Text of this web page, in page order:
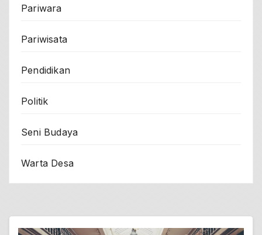
Pariwara
Pariwisata
Pendidikan
Politik
Seni Budaya
Warta Desa